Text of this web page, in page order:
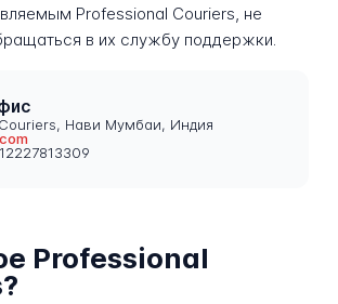
Professional Couriers, не
в их службу поддержки.
Нави Мумбаи, Индия
Professional